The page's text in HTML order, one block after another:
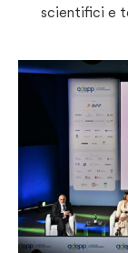
scientifici e